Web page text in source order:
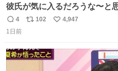
彼氏が気に入るだろうな〜と
美味しい美味しい言ってくれ
返
信
4
リ
ト
102
い
数
4,947
1日前